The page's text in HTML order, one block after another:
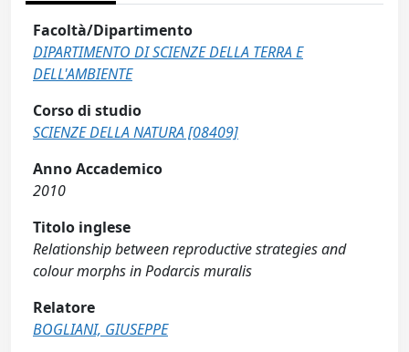
Facoltà/Dipartimento
DIPARTIMENTO DI SCIENZE DELLA TERRA E
DELL'AMBIENTE
Corso di studio
SCIENZE DELLA NATURA [08409]
Anno Accademico
2010
Titolo inglese
Relationship between reproductive strategies and
colour morphs in Podarcis muralis
Relatore
BOGLIANI, GIUSEPPE